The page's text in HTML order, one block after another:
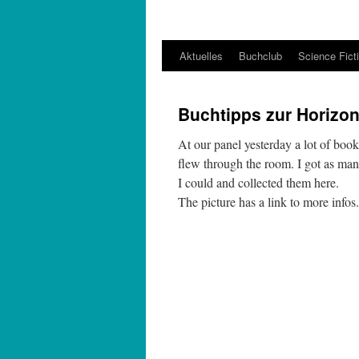
Aktuelles Buchclub Science
Buchtipps zur
At our panel yesterday a lot of
flew through the room. I got as
I could and collected them here.
The picture has a link to more infos.